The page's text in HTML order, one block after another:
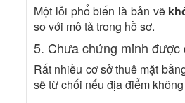
Một lỗi phổ biến là bản vẽ
so với mô tả trong hồ sơ.
5. Chưa chứng minh
Rất nhiều cơ sở thuê mặt
sẽ từ chối nếu địa điểm